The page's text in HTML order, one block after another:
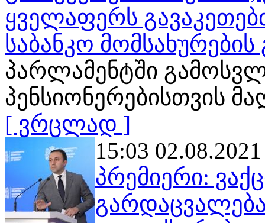
ყველაფერს
საბანკო
პარლამენტში
პენსიონერებისთვის
[ ვრცლად ]
15:03 02.08.2021
პრემიერი: